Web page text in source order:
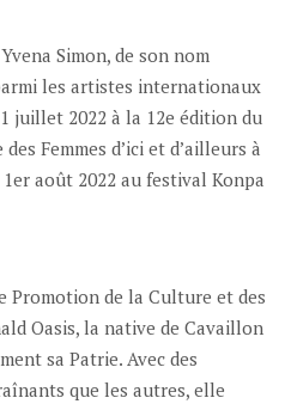
Simon, de son nom
les artistes internationaux
juillet 2022 à la 12e édition du
Femmes d’ici et d’ailleurs à
août 2022 au festival Konpa
Promotion de la Culture et des
Oasis, la native de Cavaillon
sa Patrie. Avec des
que les autres, elle